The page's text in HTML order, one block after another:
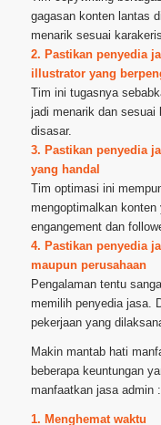
gagasan konten lantas
menarik sesuai
2. Pastikan penyedia
illustrator yang
Tim ini tugasnya
jadi menarik dan
disasar.
3. Pastikan penyedia
yang handal
Tim optimasi ini
mengoptimalkan
engangement dan
4. Pastikan penyedia
maupun perusahaan
Pengalaman tentu
memilih penyedia jasa.
pekerjaan yang
Makin mantab hati
beberapa keuntungan
manfaatkan jasa admin :
1. Menghemat waktu